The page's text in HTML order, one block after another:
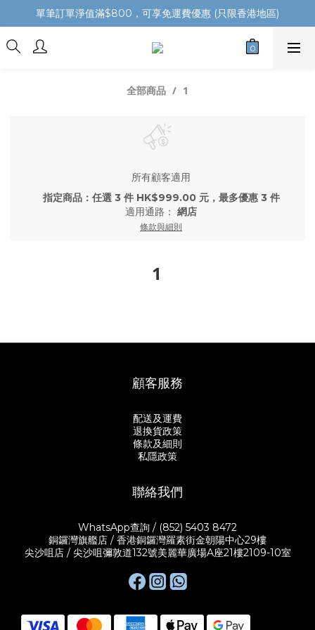
單筆訂單淨值滿$800，可享免運費優惠 (只限香港地區)
全部商品 1
所有顧客適用
指定商品：任選 3 件 HK$999.00 元，最多優惠 3 件
適用通路： 網店
條款與細則
1
顧客服務
配送及運費
退換貨政策
條款及細則
私隱政策
聯絡我們
WhatsApp查詢 / (852) 5403 8472
銅鑼灣旗艦店 / 香港銅鑼灣羅素街金朝陽中心29樓
尖沙咀店 / 尖沙咀彌敦道132號美麗華廣場A座21樓2109-10室